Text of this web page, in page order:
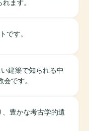
ます。
です。
建築で知られる中
会です。
豊かな考古学的遺